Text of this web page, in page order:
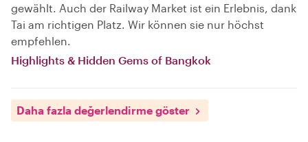
gewählt. Auch der Railway Market ist ein Erlebnis, dank
Tai am richtigen Platz. Wir können sie nur höchst
empfehlen.
Highlights & Hidden Gems of Bangkok
Daha fazla değerlendirme göster